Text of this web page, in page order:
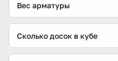
Вес арматуры
Сколько досок в кубе